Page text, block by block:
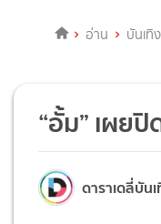
อ่าน บันเทิ
“อั้ม” เผย
ดาราเดลี่บัน